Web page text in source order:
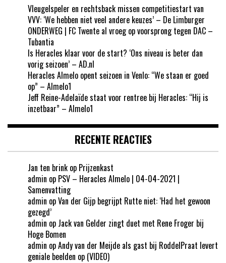
Vleugelspeler en rechtsback missen competitiestart van
VVV: ‘We hebben niet veel andere keuzes’ – De Limburger
ONDERWEG | FC Twente al vroeg op voorsprong tegen DAC –
Tubantia
Is Heracles klaar voor de start? ‘Ons niveau is beter dan
vorig seizoen’ – AD.nl
Heracles Almelo opent seizoen in Venlo: “We staan er goed
op” – Almelo1
Jeff Reine-Adelaïde staat voor rentree bij Heracles: “Hij is
inzetbaar” – Almelo1
RECENTE REACTIES
Jan ten brink op Prijzenkast
admin op PSV – Heracles Almelo | 04-04-2021 |
Samenvatting
admin opVan der Gijp begrijpt Rutte niet: ‘Had het gewoon
gezegd’
admin op Jack van Gelder zingt duet met Rene Froger bij
Hoge Bomen
admin opAndy van der Meijde als gast bij RoddelPraat levert
geniale beelden op (VIDEO)